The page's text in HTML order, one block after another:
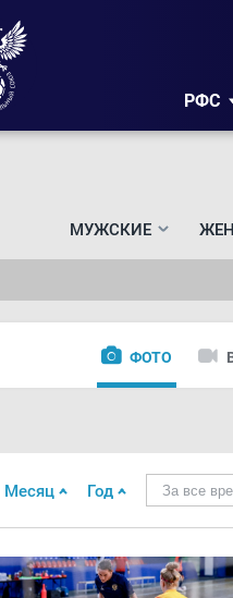
РФС
МУЖСКИЕ
ФОТО
За все
Год
Месяц